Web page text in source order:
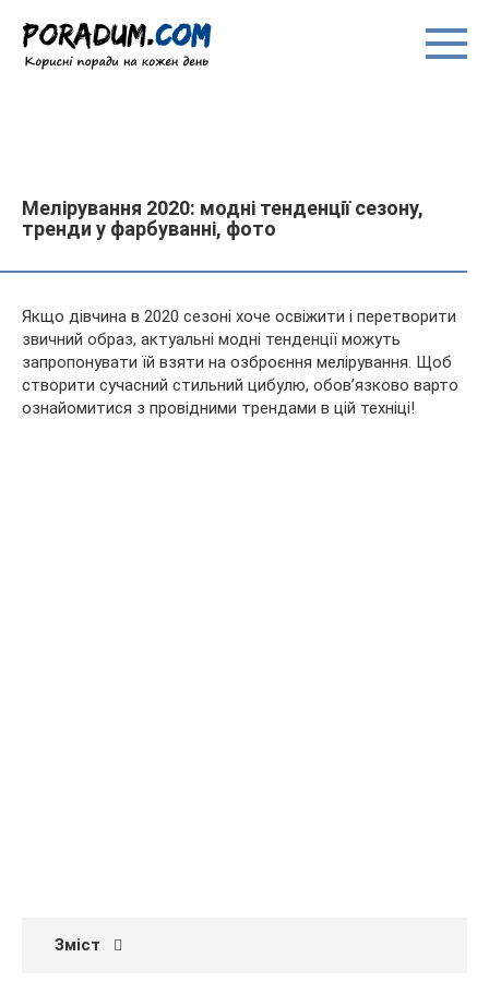
вмісту
Мелірування 2020: модні тенденції сезону,
тренди у фарбуванні, фото
Якщо дівчина в 2020 сезоні хоче освіжити і перетворити
звичний образ, актуальні модні тенденції можуть
запропонувати їй взяти на озброєння мелірування. Щоб
створити сучасний стильний цибулю, обов’язково варто
ознайомитися з провідними трендами в цій техніці!
Зміст